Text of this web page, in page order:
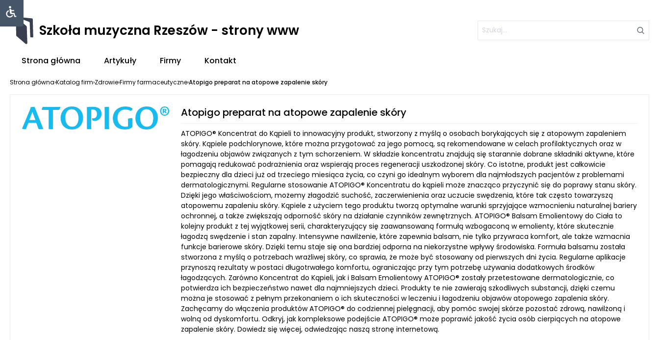
Szkoła muzyczna Rzeszów - strony www
Strona główna Artykuły Firmy Kontakt
Strona główna›Katalog firm›Zdrowie›Firmy farmaceutyczne›Atopigo preparat na atopowe zapalenie skóry
Atopigo preparat na atopowe zapalenie skóry
ATOPIGO® Koncentrat do Kąpieli to innowacyjny produkt, stworzony z myślą o osobach borykających się z atopowym zapaleniem
skóry. Kąpiele podchlorynowe, które można przygotować za jego pomocą, są rekomendowane w celach profilaktycznych oraz w
łagodzeniu objawów związanych z tym schorzeniem. W składzie koncentratu znajdują się starannie dobrane składniki aktywne, które
pomagają redukować podrażnienia oraz wspierają proces regeneracji uszkodzonej skóry. Co istotne, produkt jest całkowicie
bezpieczny dla dzieci już od trzeciego miesiąca życia, co czyni go idealnym wyborem dla najmłodszych pacjentów z problemami
dermatologicznymi. Regularne stosowanie ATOPIGO® Koncentratu do kąpieli może znacząco przyczynić się do poprawy stanu skóry.
Dzięki jego właściwościom, możemy złagodzić suchość, zaczerwienienia oraz uczucie swędzenia, które tak często towarzyszą
atopowemu zapaleniu skóry. Kąpiele z użyciem tego produktu tworzą optymalne warunki sprzyjające wzmocnieniu naturalnej bariery
ochronnej, a także zwiększają odporność skóry na działanie czynników zewnętrznych. ATOPIGO® Balsam Emolientowy do Ciała to
kolejny produkt z tej wyjątkowej serii, charakteryzujący się zaawansowaną formułą wzbogaconą w emolienty, które skutecznie
łagodzą swędzenie i stan zapalny. Intensywne nawilżenie, które zapewnia balsam, nie tylko przywraca komfort, ale także wzmacnia
funkcje barierowe skóry. Dzięki temu staje się ona bardziej odporna na niekorzystne wpływy środowiska. Formuła balsamu została
stworzona z myślą o potrzebach wrażliwej skóry, co sprawia, że może być stosowany od pierwszych dni życia. Regularne aplikacje
przynoszą rezultaty w postaci długotrwałego komfortu, ograniczając przy tym potrzebę używania dodatkowych środków
łagodzących. Zarówno Koncentrat do Kąpieli, jak i Balsam Emolientowy ATOPIGO® zostały przetestowane dermatologicznie, co
potwierdza ich bezpieczeństwo nawet dla najmniejszych dzieci. Produkty te nie zawierają szkodliwych substancji, dzięki czemu
można je stosować z pełnym przekonaniem o ich skuteczności w leczeniu i łagodzeniu objawów atopowego zapalenia skóry.
Zachęcamy do włączenia produktów ATOPIGO® do codziennej pielęgnacji, aby pomóc swojej skórze pozostać zdrową, nawilżoną i
wolną od dyskomfortu. Odkryj, jak kompleksowe podejście ATOPIGO® może poprawić jakość życia osób cierpiących na atopowe
zapalenie skóry. Dowiedz się więcej, odwiedzając naszą stronę internetową.